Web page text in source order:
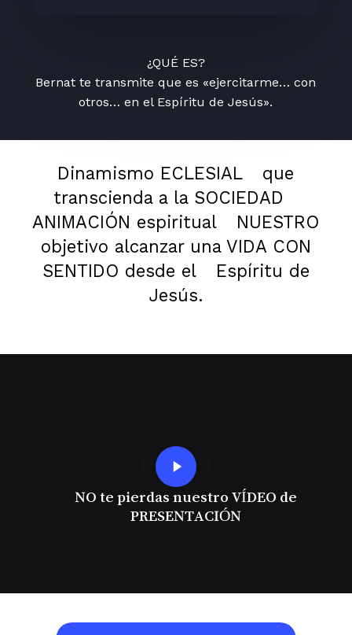
¿QUÉ ES?
Bernat te transmite que es «ejercitarme… con
otros… en el Espíritu de Jesús».
Dinamismo ECLESIAL
que
transcienda a la SOCIEDAD
ANIMACIÓN espiritual
NUESTRO
objetivo alcanzar una VIDA CON
SENTIDO desde el
Espíritu de
Jesús.
Play
Video
NO te pierdas nuestro VÍDEO de
PRESENTACIÓN